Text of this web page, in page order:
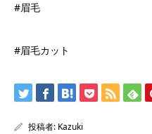
#眉毛
#眉毛カット
投稿者: Kazuki